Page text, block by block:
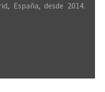
España, desde 2014.